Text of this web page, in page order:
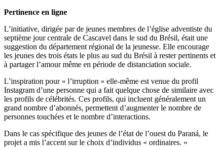
Pertinence en ligne
L’initiative, dirigée par de jeunes membres de l’église adventiste du
septième jour centrale de Cascavel dans le sud du Brésil, était une
suggestion du département régional de la jeunesse. Elle encourage
les jeunes des trois états le plus au sud du Brésil à rester pertinents et
à partager l’amour même en période de distanciation sociale.
L’inspiration pour « l’irruption » elle-même est venue du profil
Instagram d’une personne qui a fait quelque chose de similaire avec
les profils de célébrités. Ces profils, qui incluent généralement un
grand nombre d’abonnés, permettent d’augmenter le nombre de
personnes touchées et le nombre d’interactions.
Dans le cas spécifique des jeunes de l’état de l’ouest du Paraná, le
projet a mis l’accent sur le choix d’individus « ordinaires. »